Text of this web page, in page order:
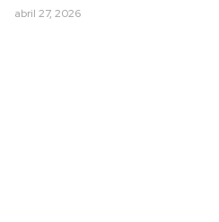
abril 27, 2026